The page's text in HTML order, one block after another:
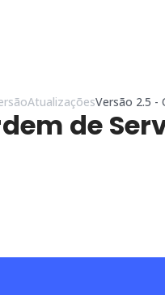
AtualizaçõesVersão 2.5 -
de